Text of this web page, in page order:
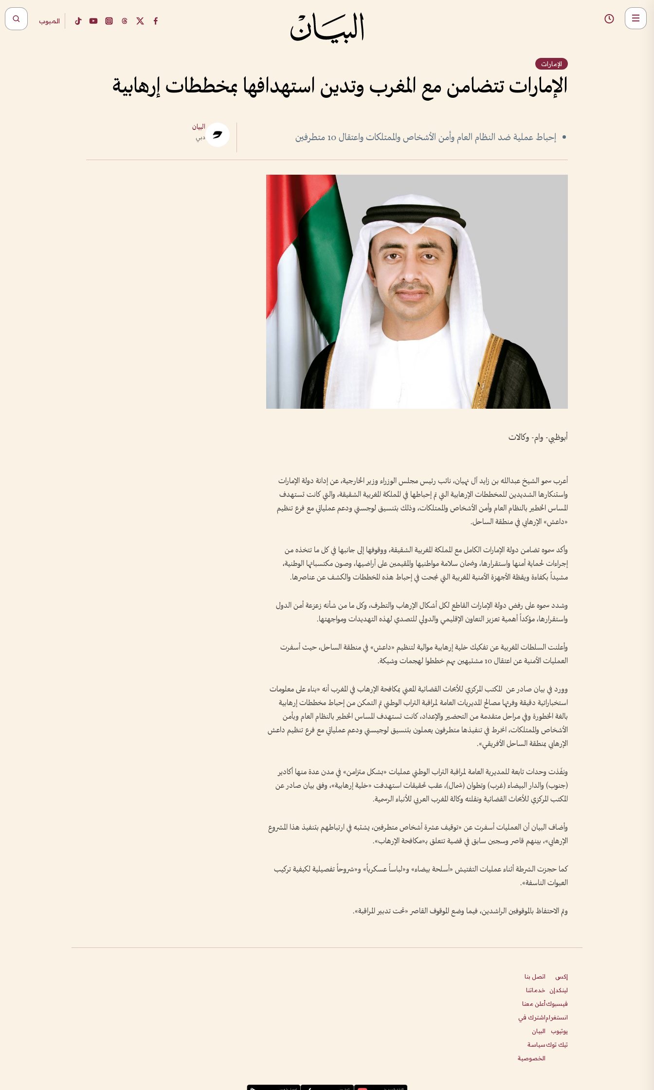
المبوب
الإمارات
الإمارات تتضامن مع المغرب وتدين استهدافها بمخططات إرهابية
إحباط عملية ضد النظام العام وأمن الأشخاص والممتلكات واعتقال 10 متطرفين
البيان
دبي
أبوظبي- وام- وكالات
أعرب سمو الشيخ عبدالله بن زايد آل نهيان، نائب رئيس مجلس الوزراء وزير الخارجية، عن إدانة دولة الإمارات
واستنكارها الشديدين للمخططات الإرهابية التي تم إحباطها في المملكة المغربية الشقيقة، والتي كانت تستهدف
المساس الخطير بالنظام العام وأمن الأشخاص والممتلكات، وذلك بتنسيق لوجستي ودعم عملياتي مع فرع تنظيم
«داعش» الإرهابي في منطقة الساحل.
وأكد سموه تضامن دولة الإمارات الكامل مع المملكة المغربية الشقيقة، ووقوفها إلى جانبها في كل ما تتخذه من
إجراءات لحماية أمنها واستقرارها، وضمان سلامة مواطنيها والمقيمين على أراضيها، وصون مكتسباتها الوطنية،
مشيداً بكفاءة ويقظة الأجهزة الأمنية المغربية التي نجحت في إحباط هذه المخططات والكشف عن عناصرها.
وشدد سموه على رفض دولة الإمارات القاطع لكل أشكال الإرهاب والتطرف، وكل ما من شأنه زعزعة أمن الدول
واستقرارها، مؤكداً أهمية تعزيز التعاون الإقليمي والدولي للتصدي لهذه التهديدات ومواجهتها.
وأعلنت السلطات المغربية عن تفكيك خلية إرهابية موالية لتنظيم «داعش» في منطقة الساحل، حيث أسفرت
العمليات الأمنية عن اعتقال 10 مشتبهين بهم خططوا لهجمات وشيكة.
وورد في بيان صادر عن ‌ المكتب المركزي للأبحاث القضائية المعني بمكافحة الإرهاب في المغرب أنه «بناء على معلومات
استخباراتية دقيقة وفرتها مصالح المديريات العامة لمراقبة التراب الوطني تم التمكن من إحباط مخططات إرهابية
بالغة الخطورة وفي مراحل متقدمة من التحضير والإعداد، كانت تستهدف المساس الخطير بالنظام العام وبأمن ​
الأشخاص والممتلكات، انخرط في تنفيذها متطرفون يعملون بتنسيق لوجيستي ودعم عملياتي مع فرع ​تنظيم داعش
الإرهابي بمنطقة الساحل الأفريقي».
ونفّذت وحدات تابعة للمديرية العامة لمراقبة التراب الوطني عمليات «بشكل متزامن» في مدن عدة منها أكادير
(جنوب) والدار البيضاء (غرب) وتطوان (شمال)، عقب تحقيقات استهدفت «خلية إرهابية»، وفق بيان صادر عن
المكتب المركزي للأبحاث القضائية ونقلته وكالة المغرب العربي للأنباء الرسمية.
وأضاف البيان أن العمليات أسفرت عن «توقيف عشرة أشخاص متطرفين، يشتبه في ارتباطهم بتنفيذ هذا المشروع
الإرهابي»، بينهم قاصر وسجين سابق في قضية تتعلق بـ«مكافحة الإرهاب».
كما حجزت الشرطة أثناء عمليات التفتيش «أسلحة بيضاء» و«لباساً عسكرياً» و«شروحاً تفصيلية لكيفية تركيب
العبوات الناسفة».
وتم الاحتفاظ بالموقوفين الراشدين، فيما وضع الموقوف القاصر «تحت تدبير المراقبة».
إكس
لينكدإن
فيسبوك
انستغرام
يوتيوب
تيك توك
اتصل بنا
خدماتنا
أعلن معنا
اشترك في
البيان
سياسة
الخصوصية